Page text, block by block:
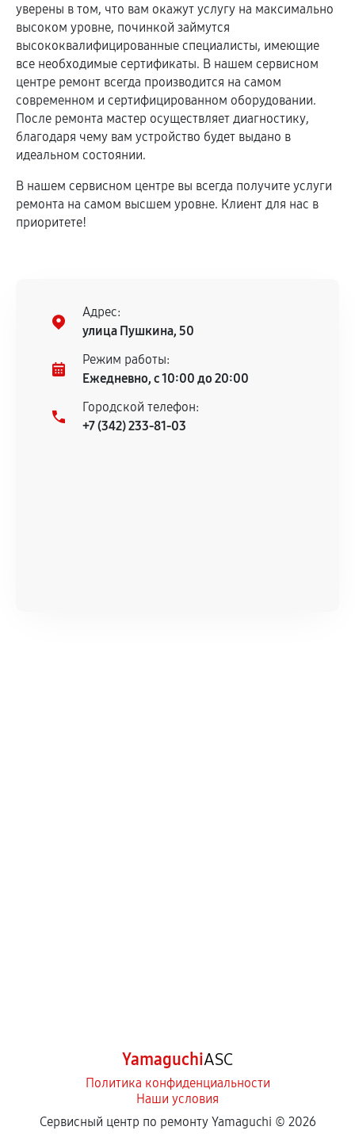
уверены в том, что вам окажут услугу на максимально
высоком уровне, починкой займутся
высококвалифицированные специалисты, имеющие
все необходимые сертификаты. В нашем сервисном
центре ремонт всегда производится на самом
современном и сертифицированном оборудовании.
После ремонта мастер осуществляет диагностику,
благодаря чему вам устройство будет выдано в
идеальном состоянии.
В нашем сервисном центре вы всегда получите услуги
ремонта на самом высшем уровне. Клиент для нас в
приоритете!
Адрес:
улица Пушкина, 50
Режим работы:
Ежедневно, с 10:00 до 20:00
Городской телефон:
+7 (342) 233-81-03
YamaguchiASC
Политика конфиденциальности
Наши условия
Сервисный центр по ремонту Yamaguchi © 2026